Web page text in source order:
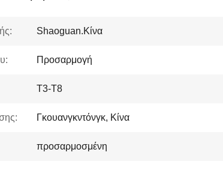
Shaoguan.Κίνα
Προσαρμογή
Τ3-Τ8
Γκουανγκντόνγκ, Κίνα
προσαρμοσμένη